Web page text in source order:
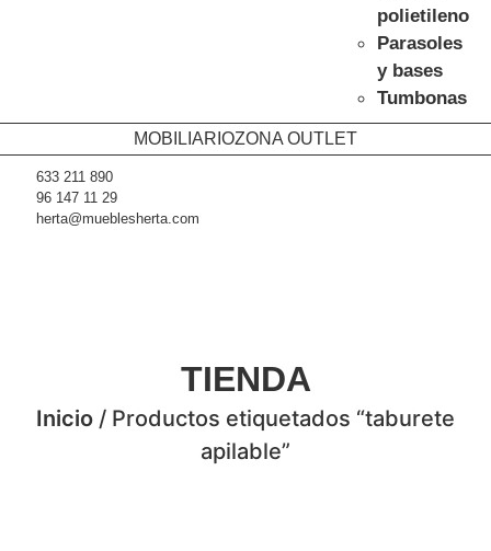
polietileno
Parasoles
y bases
Tumbonas
MOBILIARIOZONA OUTLET
633 211 890
96 147 11 29
herta@mueblesherta.com
TIENDA
Inicio / Productos etiquetados “taburete
apilable”